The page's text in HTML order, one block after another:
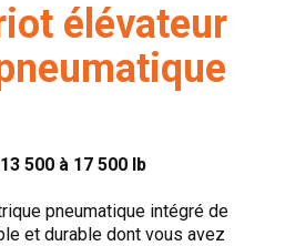
élévateur
500 à 17 500 lb
pneumatique intégré de
et durable dont vous avez